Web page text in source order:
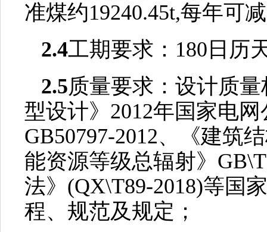
准煤约19240.45t,每年可
2.4工期要求： 180 日历
2.5质量要求：设计质
型设计》 2012年国家电
GB50797-2012、《建筑
能资源等级总辐射》
法》(QX\T89-2018)等国
程、规范及规定；